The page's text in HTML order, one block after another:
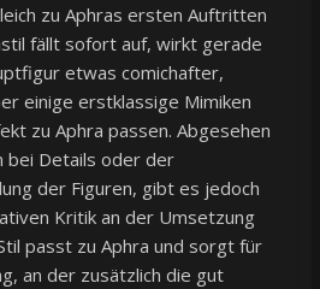
zu Aphras ersten Auftritten
fällt sofort auf, wirkt gerade
etwas comichafter,
einige erstklassige Mimiken
zu Aphra passen. Abgesehen
bei Details oder der
der Figuren, gibt es jedoch
Kritik an der Umsetzung
passt zu Aphra und sorgt für
an der zusätzlich die gut